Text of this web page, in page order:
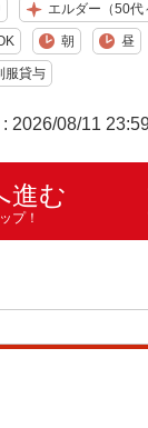
エルダー（50代
朝 昼
服貸与
08/11
進む
プ！